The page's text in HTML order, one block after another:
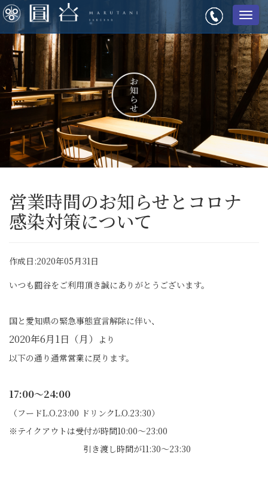
メ
ニ
ュ
ー
営業時間のお知らせとコロナ
感染対策について
作成日:2020年05月31日
いつも圓谷をご利用頂き誠にありがとうございます。
国と愛知県の緊急事態宣言解除に伴い、
2020年6月1日（月）
より
以下の通り通常営業に戻ります。
17:00～24:00
（フードL.O.23:00 ドリンクL.O.23:30）
※テイクアウトは受付が時間10:00～23:00
引き渡し時間が11:30～23:30